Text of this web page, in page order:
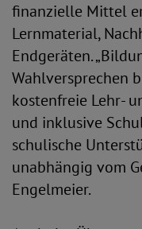
finanzielle Mittel
Lernmaterial,
Endgeräten.
Wahlversprechen
kostenfreie Lehr-
und inklusive
schulische
unabhängig vom
Engelmeier.